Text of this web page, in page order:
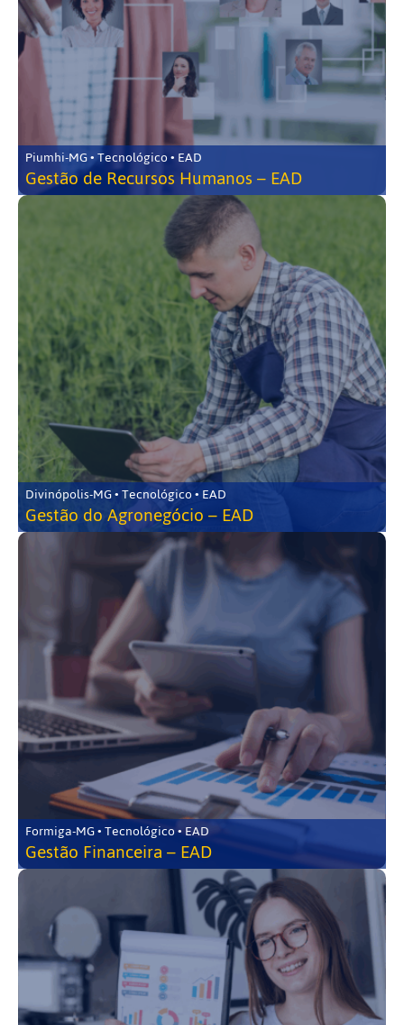
Piumhi-MG • Tecnológico • EAD
Gestão de Recursos Humanos – EAD
Divinópolis-MG • Tecnológico • EAD
Gestão do Agronegócio – EAD
Formiga-MG • Tecnológico • EAD
Gestão Financeira – EAD